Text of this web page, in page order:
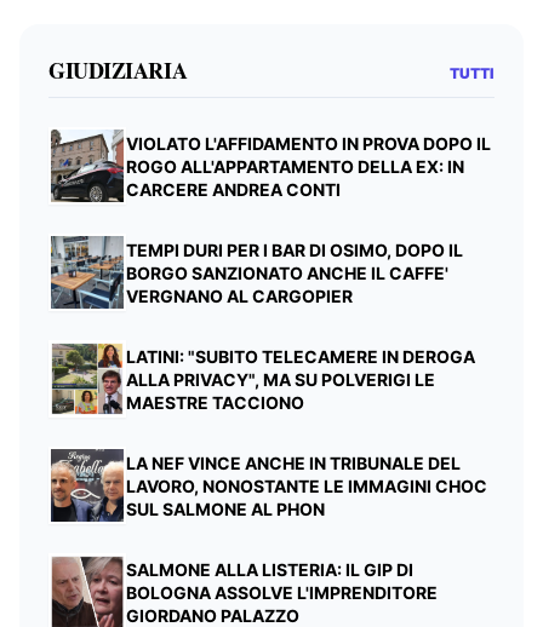
GIUDIZIARIA TUTTI
VIOLATO L'AFFIDAMENTO IN PROVA DOPO IL
ROGO ALL'APPARTAMENTO DELLA EX: IN
CARCERE ANDREA CONTI
TEMPI DURI PER I BAR DI OSIMO, DOPO IL
BORGO SANZIONATO ANCHE IL CAFFE'
VERGNANO AL CARGOPIER
LATINI: "SUBITO TELECAMERE IN DEROGA
ALLA PRIVACY", MA SU POLVERIGI LE
MAESTRE TACCIONO
LA NEF VINCE ANCHE IN TRIBUNALE DEL
LAVORO, NONOSTANTE LE IMMAGINI CHOC
SUL SALMONE AL PHON
SALMONE ALLA LISTERIA: IL GIP DI
BOLOGNA ASSOLVE L'IMPRENDITORE
GIORDANO PALAZZO